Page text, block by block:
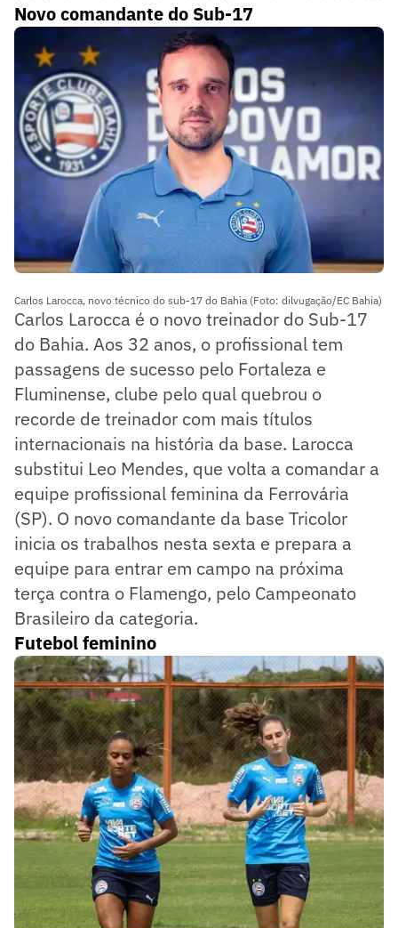
Novo comandante do Sub-17
Carlos Larocca, novo técnico do sub-17 do Bahia (Foto: dilvugação/EC Bahia)
Carlos Larocca é o novo treinador do Sub-17
do Bahia. Aos 32 anos, o profissional tem
passagens de sucesso pelo Fortaleza e
Fluminense, clube pelo qual quebrou o
recorde de treinador com mais títulos
internacionais na história da base. Larocca
substitui Leo Mendes, que volta a comandar a
equipe profissional feminina da Ferrovária
(SP). O novo comandante da base Tricolor
inicia os trabalhos nesta sexta e prepara a
equipe para entrar em campo na próxima
terça contra o Flamengo, pelo Campeonato
Brasileiro da categoria.
Futebol feminino